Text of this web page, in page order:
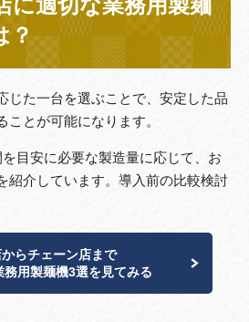
に適切な業務用製麺
？
じた一台を選ぶことで、安定した品
とが可能になります。
目安に必要な製造量に応じて、お
紹介しています。導入前の比較検討
らチェーン店まで
務用製麺機3選を見てみる